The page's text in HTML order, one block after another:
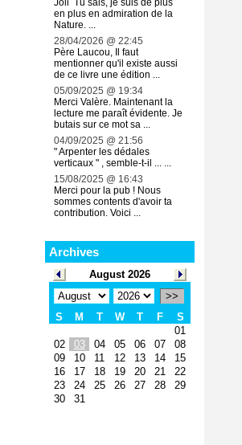
Joli Tu sais, je suis de plus
en plus en admiration de la
Nature. ...
28/04/2026 @ 22:45
Père Laucou, Il faut
mentionner qu'il existe aussi
de ce livre une édition ...
05/09/2025 @ 19:34
Merci Valère. Maintenant la
lecture me paraît évidente. Je
butais sur ce mot sa ...
04/09/2025 @ 21:56
" Arpenter les dédales
verticaux " , semble-t-il ... ...
15/08/2025 @ 16:43
Merci pour la pub ! Nous
sommes contents d'avoir ta
contribution. Voici ...
Archives
August 2026
>>
S
M T W T F
S
01
02
03 04 05 06 07
08
09
10 11 12 13 14
15
16
17 18 19 20 21
22
23
24 25 26 27 28
29
30
31